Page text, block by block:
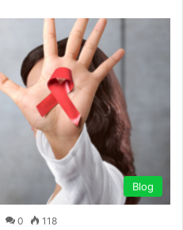
Blog
0 118